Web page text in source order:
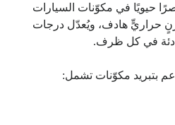
حيويًا في مكوّنات السيارات
حراريٍّ هادف، ويُعدّل درجات
في كل ظرف.
بتبريد مكوّنات تشمل: